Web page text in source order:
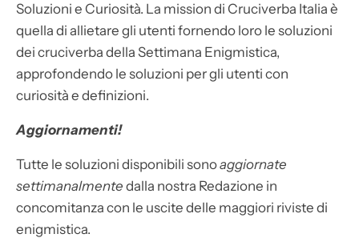
Soluzioni e Curiosità. La mission di Cruciverba Italia è
quella di allietare gli utenti fornendo loro le soluzioni
dei cruciverba della Settimana Enigmistica,
approfondendo le soluzioni per gli utenti con
curiosità e definizioni.
Aggiornamenti!
Tutte le soluzioni disponibili sonoaggiornate
settimanalmente dalla nostra Redazione in
concomitanza con le uscite delle maggiori riviste di
enigmistica.